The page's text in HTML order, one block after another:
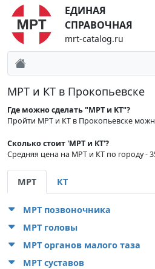
ЕДИНАЯ
СПРАВОЧНАЯ
mrt-catalog.ru
МРТ и КТ в Прокопьевске
Где можно сделать "МРТ и КТ"?
Пройти МРТ и КТ в Прокопьевске
Сколько стоит 'МРТ и КТ'?
Средняя цена на МРТ и КТ по городу -
МРТ КТ
МРТ позвоночника
МРТ головы
МРТ органов малого таза
МРТ суставов